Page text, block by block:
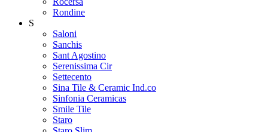
Rondine
S
Saloni
Sanchis
Sant Agostino
Serenissima Cir
Settecento
Sina Tile & Ceramic Ind.co
Sinfonia Ceramicas
Smile Tile
Staro